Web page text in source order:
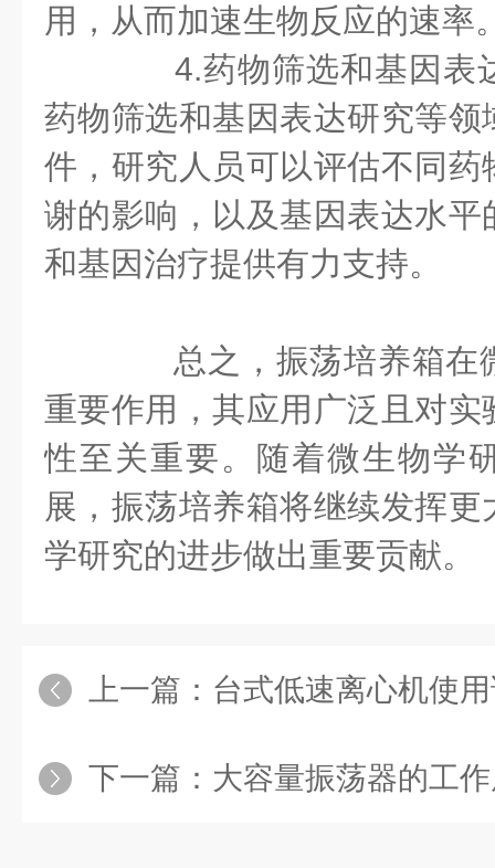
用，从而加速生物反应的速率
4.药物筛选和基因表
药物筛选和基因表达研究等
件，研究人员可以评估不同
谢的影响，以及基因表达水
和基因治疗提供有力支持。
总之，振荡培养箱在
重要作用，其应用广泛且对
性至关重要。随着微生物学
展，振荡培养箱将继续发挥
学研究的进步做出重要贡献。
上一篇： 台式低速离心机使
下一篇： 大容量振荡器的工